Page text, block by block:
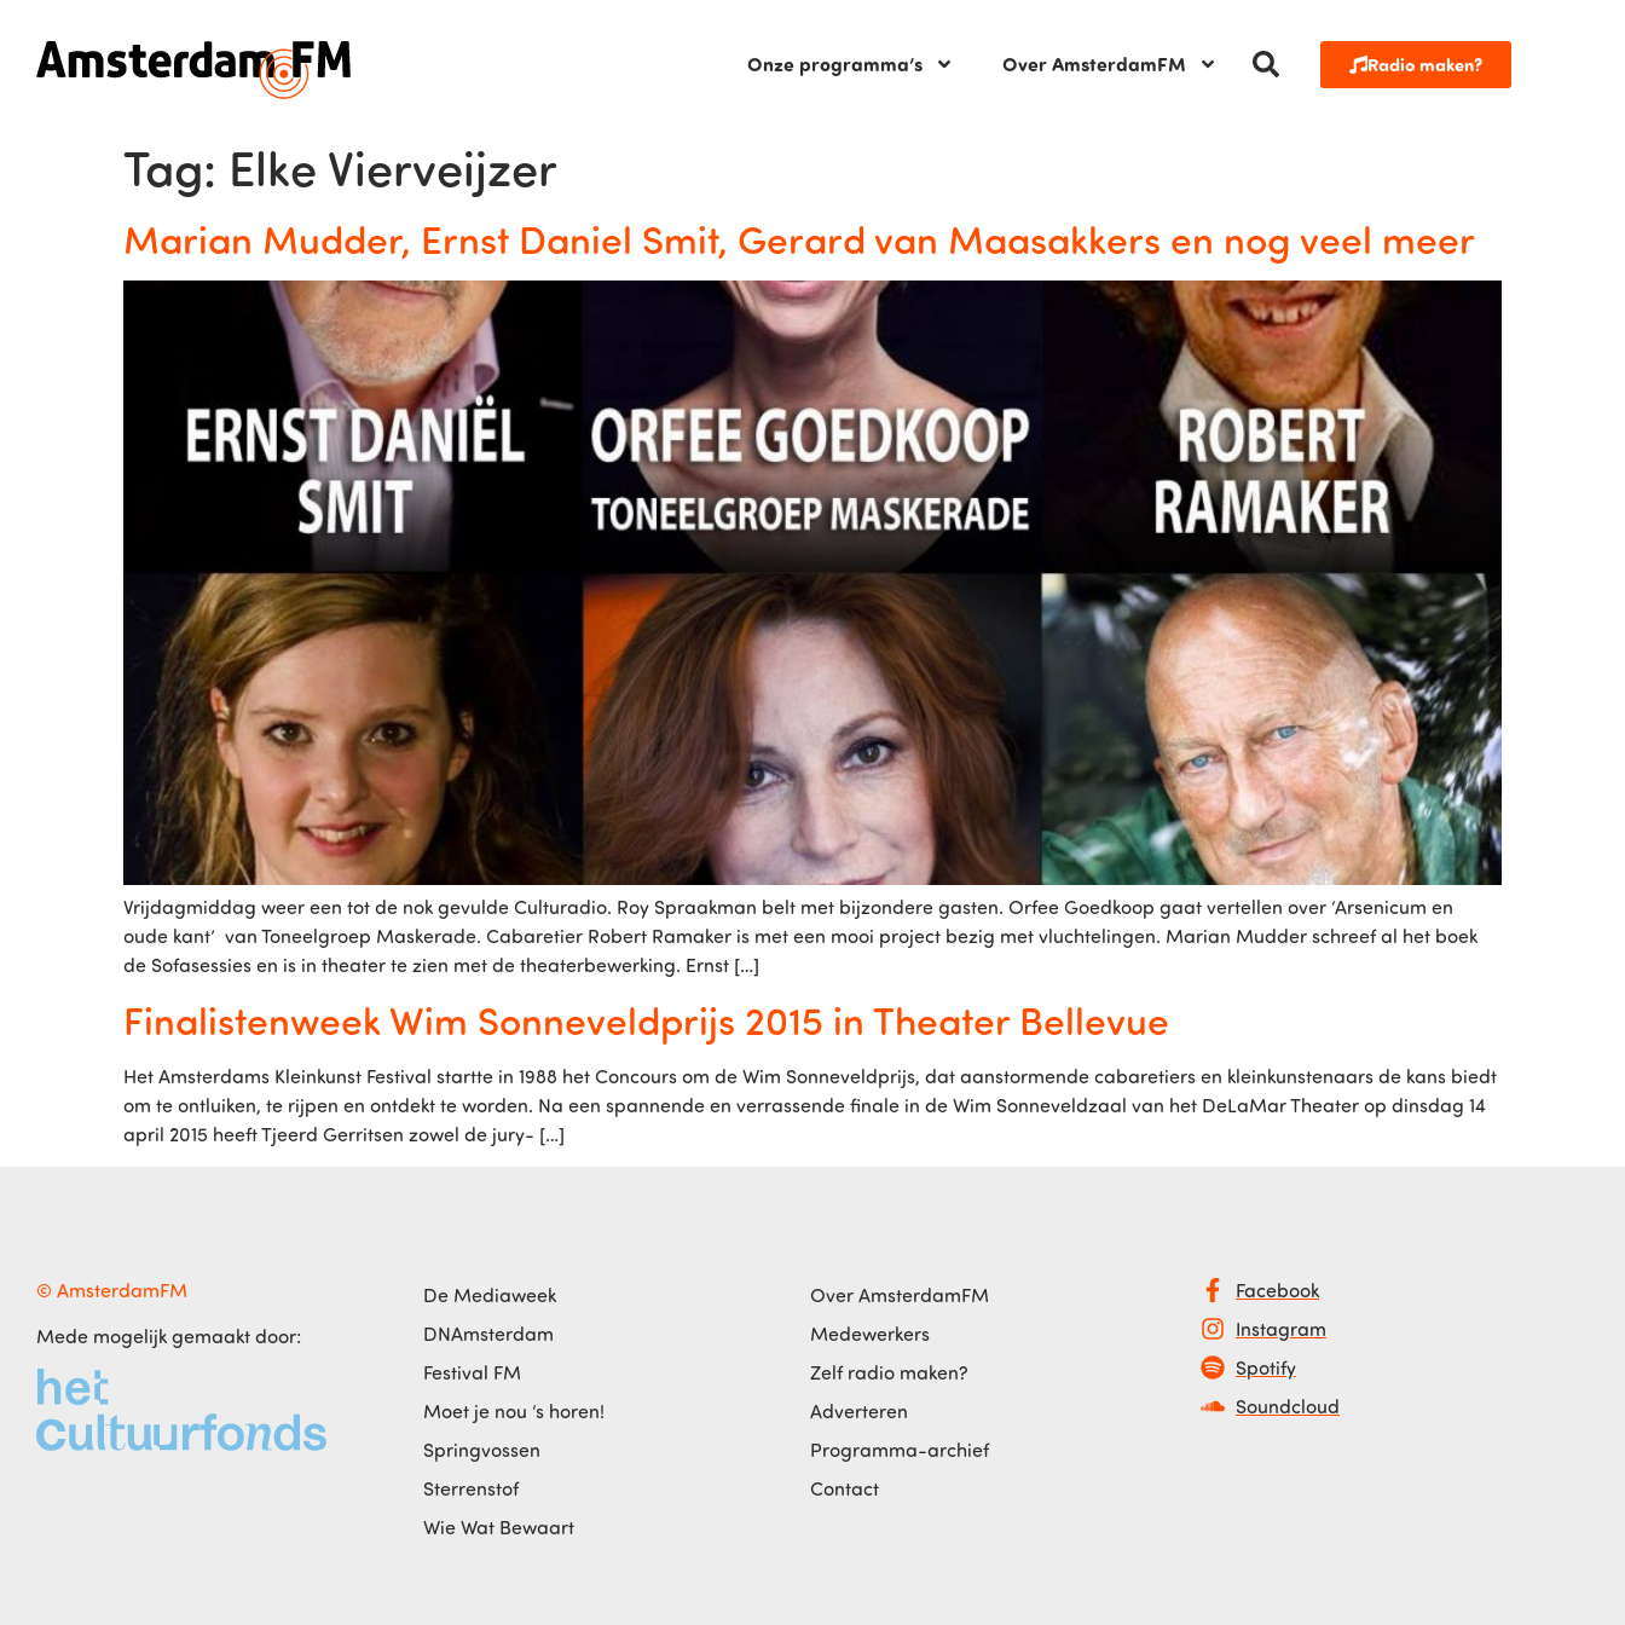
Onze programma’s Over AmsterdamFM Radio maken?
Tag: Elke Vierveijzer
Marian Mudder, Ernst Daniel Smit, Gerard van Maasakkers en nog veel meer
Vrijdagmiddag weer een tot de nok gevulde Culturadio. Roy Spraakman belt met bijzondere gasten. Orfee Goedkoop gaat vertellen over ‘Arsenicum en
oude kant’ van Toneelgroep Maskerade. Cabaretier Robert Ramaker is met een mooi project bezig met vluchtelingen. Marian Mudder schreef al het boek
de Sofasessies en is in theater te zien met de theaterbewerking. Ernst […]
Finalistenweek Wim Sonneveldprijs 2015 in Theater Bellevue
Het Amsterdams Kleinkunst Festival startte in 1988 het Concours om de Wim Sonneveldprijs, dat aanstormende cabaretiers en kleinkunstenaars de kans biedt
om te ontluiken, te rijpen en ontdekt te worden. Na een spannende en verrassende finale in de Wim Sonneveldzaal van het DeLaMar Theater op dinsdag 14
april 2015 heeft Tjeerd Gerritsen zowel de jury- […]
© AmsterdamFM
Mede mogelijk gemaakt door:
De Mediaweek
DNAmsterdam
Festival FM
Moet je nou ‘s horen!
Springvossen
Sterrenstof
Wie Wat Bewaart
Over AmsterdamFM
Medewerkers
Zelf radio maken?
Adverteren
Programma-archief
Contact
Facebook
Instagram
Spotify
Soundcloud